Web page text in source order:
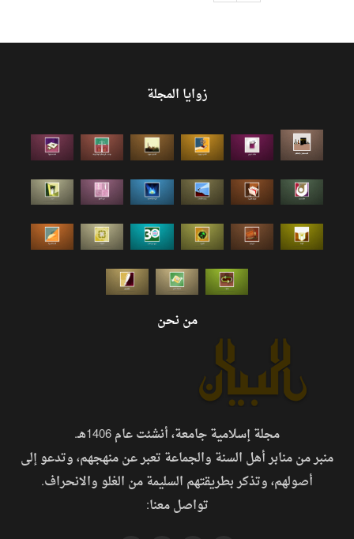
زوايا المجلة
من نحن
مجلة إسلامية جامعة، أنشئت عام 1406هـ.
منبر من منابر أهل السنة والجماعة تعبر عن منهجهم، وتدعو إلى
أصولهم، وتذكر بطريقتهم السليمة من الغلو والانحراف.
تواصل معنا: